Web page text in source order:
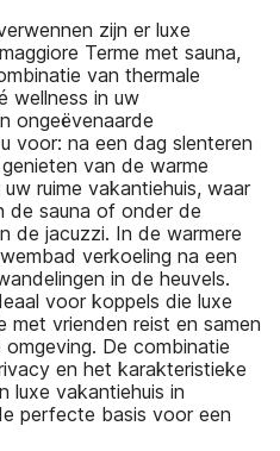
zijn er luxe
Terme met sauna,
van thermale
wellness in uw
ongeëvenaarde
voor: na een dag slenteren
van de warme
ruime vakantiehuis, waar
de sauna of onder de
de jacuzzi. In de warmere
verkoeling na een
in de heuvels.
voor koppels die luxe
vrienden reist en samen
De combinatie
en het karakteristieke
luxe vakantiehuis in
perfecte basis voor een